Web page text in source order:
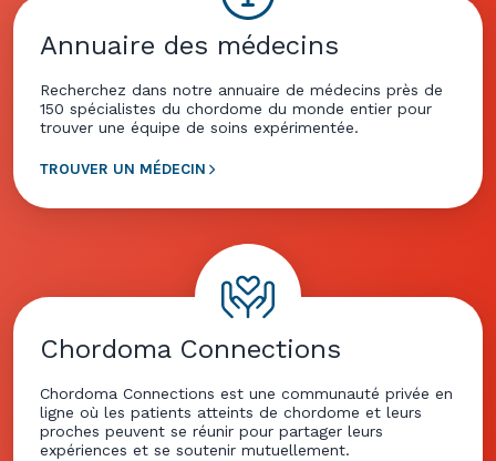
Annuaire des médecins
Recherchez dans notre annuaire de médecins près de
150 spécialistes du chordome du monde entier pour
trouver une équipe de soins expérimentée.
TROUVER UN MÉDECIN
Chordoma Connections
Chordoma Connections est une communauté privée en
ligne où les patients atteints de chordome et leurs
proches peuvent se réunir pour partager leurs
expériences et se soutenir mutuellement.